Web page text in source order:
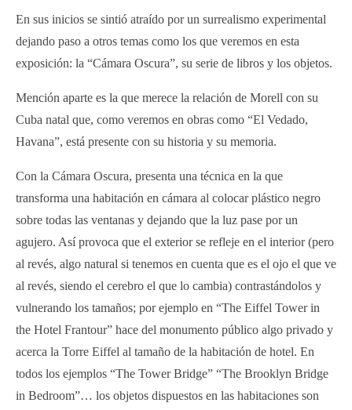
En sus inicios se sintió atraído por un surrealismo experimental
dejando paso a otros temas como los que veremos en esta
exposición: la “Cámara Oscura”, su serie de libros y los objetos.
Mención aparte es la que merece la relación de Morell con su
Cuba natal que, como veremos en obras como “El Vedado,
Havana”, está presente con su historia y su memoria.
Con la Cámara Oscura, presenta una técnica en la que
transforma una habitación en cámara al colocar plástico negro
sobre todas las ventanas y dejando que la luz pase por un
agujero. Así provoca que el exterior se refleje en el interior (pero
al revés, algo natural si tenemos en cuenta que es el ojo el que ve
al revés, siendo el cerebro el que lo cambia) contrastándolos y
vulnerando los tamaños; por ejemplo en “The Eiffel Tower in
the Hotel Frantour” hace del monumento público algo privado y
acerca la Torre Eiffel al tamaño de la habitación de hotel. En
todos los ejemplos “The Tower Bridge” “The Brooklyn Bridge
in Bedroom”… los objetos dispuestos en las habitaciones son